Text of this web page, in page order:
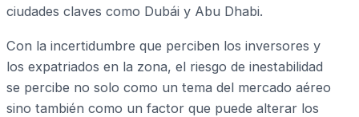
ciudades claves como Dubái y Abu Dhabi.
Con la incertidumbre que perciben los inversores y
los expatriados en la zona, el riesgo de inestabilidad
se percibe no solo como un tema del mercado aéreo
sino también como un factor que puede alterar los